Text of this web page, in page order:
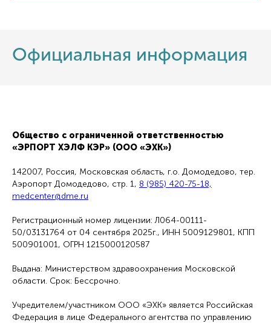
Официальная информация
Общество с ограниченной ответственностью
«ЭРПОРТ ХЭЛФ КЭР» (ООО «ЭХК»)
142007, Россия, Московская область, г.о. Домодедово, тер.
Аэропорт Домодедово, стр. 1, 8 (985) 420-75-18,
medcenter@dme.ru
Регистрационный номер лицензии: Л064-00111-
50/03131764 от 04 сентября 2025г., ИНН 5009129801, КПП
500901001, ОГРН 1215000120587
Выдана: Министерством здравоохранения Московской
области. Срок: Бессрочно.
Учредителем/участником ООО «ЭХК» является Российская
Федерация в лице Федерального агентства по управлению